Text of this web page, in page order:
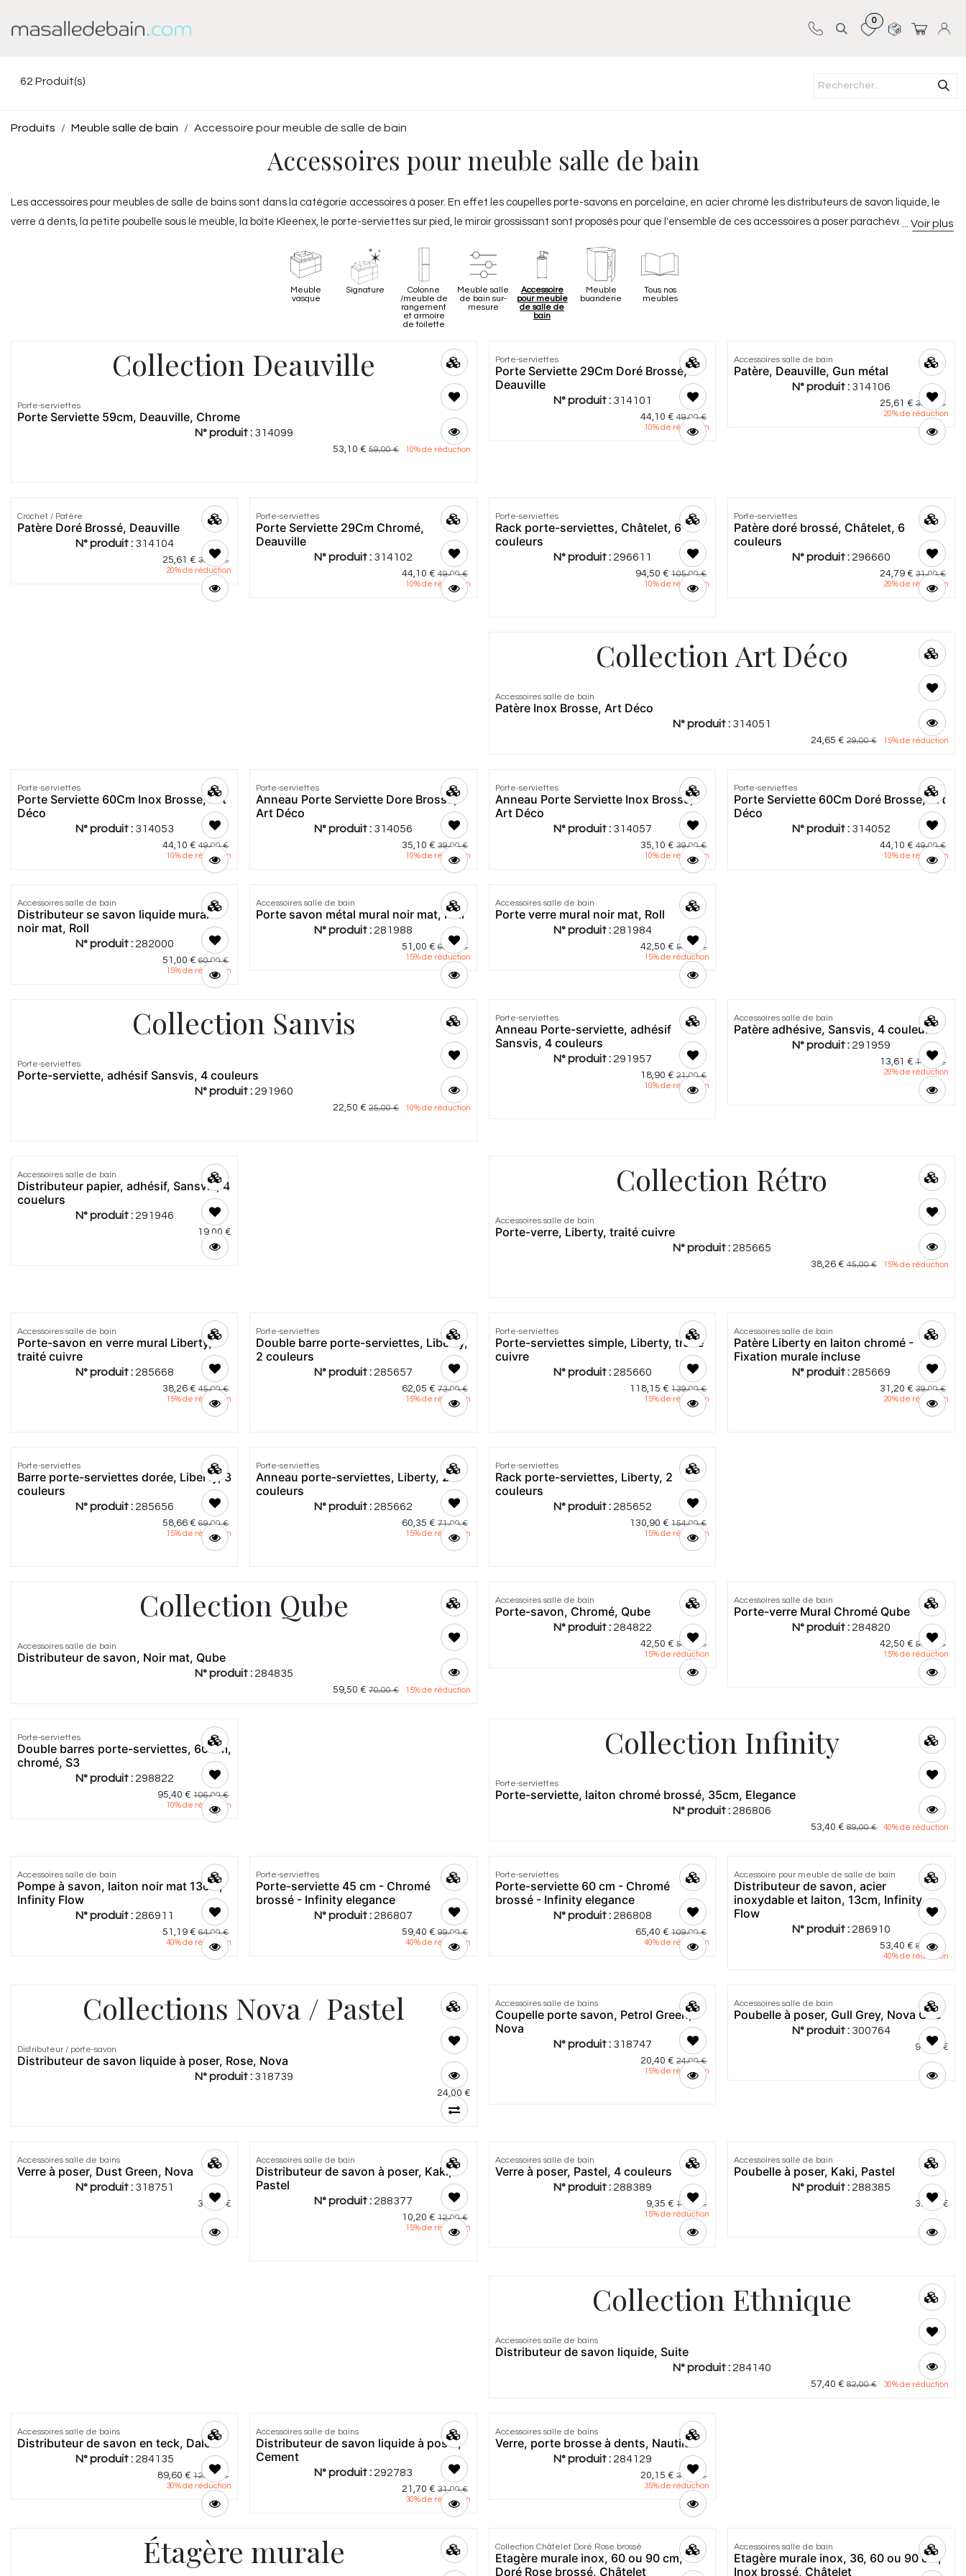
0
62 Produit(s)
Produits Meuble salle de bain Accessoire pour meuble de salle de bain
Accessoires pour meuble salle de bain
Les accessoires pour meubles de salle de bains sont dans la catégorie accessoires à poser. En effet les coupelles porte-savons en porcelaine, en acier chromé les distributeurs de savon liquide, le
verre à dents, la petite poubelle sous le meuble, la boîte Kleenex, le porte-serviettes sur pied, le miroir grossissant sont proposés pour que l'ensemble de ces accessoires à poser parachève
Meuble
vasque
Signature
Colonne
/meuble de
rangement
et armoire
de toilette
Meuble salle
de bain sur-
mesure
Accessoire
pour meuble
de salle de
bain
Meuble
buanderie
Tous nos
meubles
Collection Deauville
Porte-serviettes
Porte Serviette 59cm, Deauville, Chrome
N° produit : 314099
53,10 € 59,00€ 10% de réduction
Porte-serviettes
Porte Serviette 29Cm Doré Brossé,
Deauville
N° produit : 314101
44,10 € 49,00€
10% de réduction
Accessoires salle de bain
Patère, Deauville, Gun métal
N° produit : 314106
25,61 € 32,00 €
20% de réduction
Crochet / Patère
Patère Doré Brossé, Deauville
N° produit : 314104
25,61 € 32,00 €
20% de réduction
Porte-serviettes
Porte Serviette 29Cm Chromé,
Deauville
N° produit : 314102
44,10 € 49,00€
10% de réduction
Porte-serviettes
Rack porte-serviettes, Châtelet, 6
couleurs
N° produit : 296611
94,50 € 105,00€
10% de réduction
Porte-serviettes
Patère doré brossé, Châtelet, 6
couleurs
N° produit : 296660
24,79€ 31,00€
20% de réduction
Collection Art Déco
Accessoires salle de bain
Patère Inox Brosse, Art Déco
N° produit : 314051
24,65 € 29,00€ 15% de réduction
Porte-serviettes
Porte Serviette 60Cm Inox Brosse, Art
Déco
N° produit : 314053
44,10 € 49,00€
10% de réduction
Porte-serviettes
Anneau Porte Serviette Dore Brosse,
Art Déco
N° produit : 314056
35,10 € 39,00€
10% de réduction
Porte-serviettes
Anneau Porte Serviette Inox Brosse,
Art Déco
N° produit : 314057
35,10 € 39,00€
10% de réduction
Porte-serviettes
Porte Serviette 60Cm Doré Brosse, Art
Déco
N° produit : 314052
44,10 € 49,00€
10% de réduction
Accessoires salle de bain
Distributeur se savon liquide mural
noir mat, Roll
N° produit : 282000
51,00 € 60,00€
15% de réduction
Accessoires salle de bain
Porte savon métal mural noir mat, Roll
N° produit : 281988
51,00 € 60,00 €
15% de réduction
Accessoires salle de bain
Porte verre mural noir mat, Roll
N° produit : 281984
42,50 € 50,00 €
15% de réduction
Collection Sanvis
Porte-serviettes
Porte-serviette, adhésif Sansvis, 4 couleurs
N° produit : 291960
22,50 € 25,00€ 10% de réduction
Porte-serviettes
Anneau Porte-serviette, adhésif
Sansvis, 4 couleurs
N° produit : 291957
18,90 € 21,00€
10% de réduction
Accessoires salle de bain
Patère adhésive, Sansvis, 4 couleurs
N° produit : 291959
13,61 € 17,00 €
20% de réduction
Accessoires salle de bain
Distributeur papier, adhésif, Sansvis, 4
couelurs
N° produit : 291946
19,00 €
Collection Rétro
Accessoires salle de bain
Porte-verre, Liberty, traité cuivre
N° produit : 285665
38,26€ 45,00€ 15% de réduction
Accessoires salle de bain
Porte-savon en verre mural Liberty,
traité cuivre
N° produit : 285668
38,26 € 45,00€
15% de réduction
Porte-serviettes
Double barre porte-serviettes, Liberty,
2 couleurs
N° produit : 285657
62,05 € 73,00€
15% de réduction
Porte-serviettes
Porte-serviettes simple, Liberty, traité
cuivre
N° produit : 285660
118,15 € 139,00€
15% de réduction
Accessoires salle de bain
Patère Liberty en laiton chromé -
Fixation murale incluse
N° produit : 285669
31,20 € 39,00€
20% de réduction
Porte-serviettes
Barre porte-serviettes dorée, Liberty, 3
couleurs
N° produit : 285656
58,66 € 69,00€
15% de réduction
Porte-serviettes
Anneau porte-serviettes, Liberty, 2
couleurs
N° produit : 285662
60,35 € 71,00€
15% de réduction
Porte-serviettes
Rack porte-serviettes, Liberty, 2
couleurs
N° produit : 285652
130,90 € 154,00€
15% de réduction
Collection Qube
Accessoires salle de bain
Distributeur de savon, Noir mat, Qube
N° produit : 284835
59,50 € 70,00€ 15% de réduction
Accessoires salle de bain
Porte-savon, Chromé, Qube
N° produit : 284822
42,50 € 50,00 €
15% de réduction
Accessoires salle de bain
Porte-verre Mural Chromé Qube
N° produit : 284820
42,50 € 50,00 €
15% de réduction
Porte-serviettes
Double barres porte-serviettes, 60 cm,
chromé, S3
N° produit : 298822
95,40 € 106,00€
10% de réduction
Collection Infinity
Porte-serviettes
Porte-serviette, laiton chromé brossé, 35cm, Elegance
N° produit : 286806
53,40 € 89,00€ 40% de réduction
Accessoires salle de bain
Pompe à savon, laiton noir mat 13cm,
Infinity Flow
N° produit : 286911
51,19 € 64,00€
40% de réduction
Porte-serviettes
Porte-serviette 45 cm - Chromé
brossé - Infinity elegance
N° produit : 286807
59,40 € 99,00€
40% de réduction
Porte-serviettes
Porte-serviette 60 cm - Chromé
brossé - Infinity elegance
N° produit : 286808
65,40 € 109,00€
40% de réduction
Accessoire pour meuble de salle de bain
Distributeur de savon, acier
inoxydable et laiton, 13cm, Infinity
Flow
N° produit : 286910
53,40 € 89,00€
40% de réduction
Collections Nova / Pastel
Distributeur / porte-savon
Distributeur de savon liquide à poser, Rose, Nova
N° produit : 318739
24,00 €
Accessoires salle de bains
Coupelle porte savon, Petrol Green,
Nova
N° produit : 318747
20,40 € 24,00€
15% de réduction
Accessoires salle de bain
Poubelle à poser, Gull Grey, Nova One
N° produit : 300764
91,00 €
Accessoires salle de bains
Verre à poser, Dust Green, Nova
N° produit : 318751
30,00 €
Accessoires salle de bain
Distributeur de savon à poser, Kaki,
Pastel
N° produit : 288377
10,20 € 12,00€
15% de réduction
Accessoires salle de bain
Verre à poser, Pastel, 4 couleurs
N° produit : 288389
9,35 € 11,00 €
15% de réduction
Accessoires salle de bain
Poubelle à poser, Kaki, Pastel
N° produit : 288385
32,00 €
Collection Ethnique
Accessoires salle de bains
Distributeur de savon liquide, Suite
N° produit : 284140
57,40 € 82,00€ 30% de réduction
Accessoires salle de bains
Distributeur de savon en teck, Dalem
N° produit : 284135
89,60 € 128,00 €
30% de réduction
Accessoires salle de bains
Distributeur de savon liquide à poser,
Cement
N° produit : 292783
21,70 € 31,00€
30% de réduction
Accessoires salle de bains
Verre, porte brosse à dents, Nautilus
N° produit : 284129
20,15 € 31,00 €
35% de réduction
Étagère murale Collection Châtelet Doré Rose brossé
Etagère murale inox, 60 ou 90 cm,
Doré Rose brossé, Châtelet
Accessoires salle de bain
Etagère murale inox, 36, 60 ou 90 cm,
Inox brossé, Châtelet